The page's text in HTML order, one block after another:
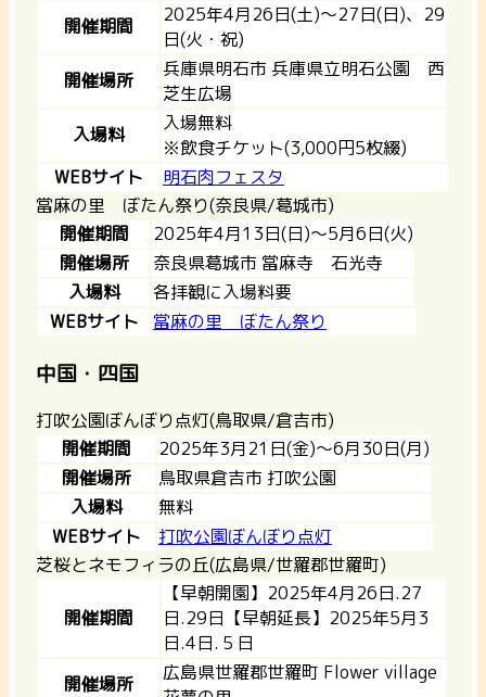
開催期間
2025年4月26日(土)～27日(日)、29
日(火・祝)
開催場所
兵庫県明石市 兵庫県立明石公園 西
芝生広場
入場料
入場無料
※飲食チケット(3,000円5枚綴)
WEBサイト
明石肉フェスタ
當麻の里 ぼたん祭り(奈良県/葛城市)
開催期間
2025年4月13日(日)～5月6日(火)
開催場所
奈良県葛城市 當麻寺 石光寺
入場料
各拝観に入場料要
WEBサイト
當麻の里 ぼたん祭り
中国・四国
打吹公園ぼんぼり点灯(鳥取県/倉吉市)
開催期間
2025年3月21日(金)～6月30日(月)
開催場所
鳥取県倉吉市 打吹公園
入場料
無料
WEBサイト
打吹公園ぼんぼり点灯
芝桜とネモフィラの丘(広島県/世羅郡世羅町)
開催期間
【早朝開園】2025年4月26日.27
日.29日【早朝延長】2025年5月3
日.4日.５日
開催場所
広島県世羅郡世羅町 Flower village